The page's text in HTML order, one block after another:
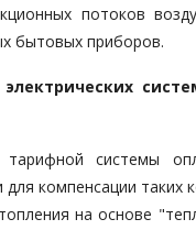
потоков
бытовых приборов.
электрических
тарифной системы
компенсации таких
на основе